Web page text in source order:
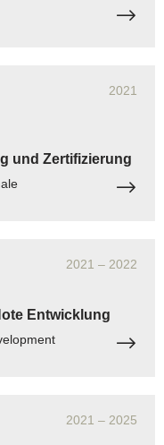
2021
und Zertifizierung
2021 – 2022
Entwicklung
2021 – 2025